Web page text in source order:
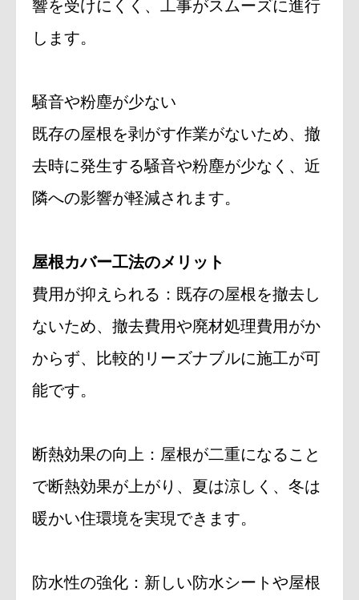
響を受けにくく、工事がスムーズに進行
します。
騒音や粉塵が少ない
既存の屋根を剥がす作業がないため、撤
去時に発生する騒音や粉塵が少なく、近
隣への影響が軽減されます。
屋根カバー工法のメリット
費用が抑えられる：既存の屋根を撤去し
ないため、撤去費用や廃材処理費用がか
からず、比較的リーズナブルに施工が可
能です。
断熱効果の向上：屋根が二重になること
で断熱効果が上がり、夏は涼しく、冬は
暖かい住環境を実現できます。
防水性の強化：新しい防水シートや屋根